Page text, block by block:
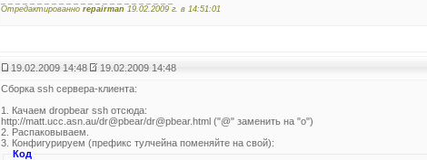
Отредактированно repairman 19.02.2009 г. в 14:51:01
19.02.2009 14:48 19.02.2009 14:48
Сборка ssh сервера-клиента:
1. Качаем drоpbear ssh отсюда:
http://matt.ucc.asn.au/dr@pbear/dr@pbear.html ("@" заменить на "o")
2. Распаковываем.
3. Конфигурируем (префикс тулчейна поменяйте на свой):
Код